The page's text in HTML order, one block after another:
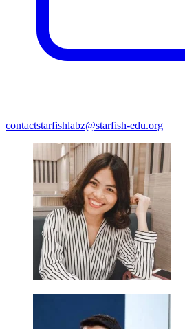
contactstarfishlabz@starfish-edu.org